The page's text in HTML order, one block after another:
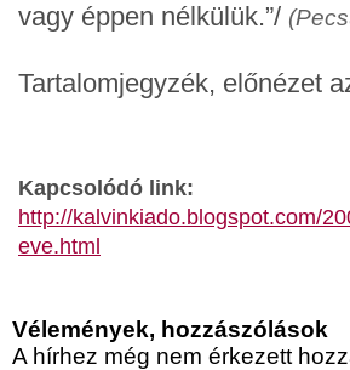
vagy éppen nélkülük.”/
Tartalomjegyzék, előnézet
Kapcsolódó link:
http://kalvinkiado.blogspot.com/
eve.html
Vélemények, hozzászólások
A hírhez még nem érkezett